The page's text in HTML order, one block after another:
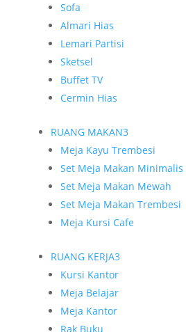
Sofa
Almari Hias
Lemari Partisi
Sketsel
Buffet TV
Cermin Hias
RUANG MAKAN3
Meja Kayu Trembesi
Set Meja Makan Minimalis
Set Meja Makan Mewah
Set Meja Makan Trembesi
Meja Kursi Cafe
RUANG KERJA3
Kursi Kantor
Meja Belajar
Meja Kantor
Rak Buku